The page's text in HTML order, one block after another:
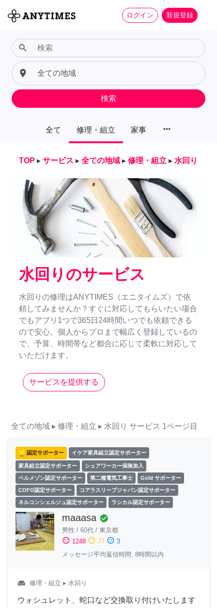
ログイン 新規登録
全て 修理・組立 家事 more_horiz
search
place
検索
TOP ▸ サービス ▸ 全ての地域 ▸ 修理・組立 ▸ 水回り
水回りのサービス
水回りの修理はANYTIMES（エニタイムズ）で依
頼してみませんか？すぐに対応してもらいたい場合
でもアプリ1つで365日24時間いつでも依頼できる
ので安心。個人からプロまで幅広く登録しているの
で、予算、時間帯など都合に応じて柔軟に対応して
いただけます。
サービスを提供する
全ての地域 ▸ 修理・組立 ▸ 水回り サービス 1ページ目
認定サポーター イケア家具組立認定サポーター
家具組立認定サポーター シェアワーカー保険加入
ベルメゾン認定サポーター 第二種電気工事士 Gold サポーター
COFO認定サポーター コアラスリープジャパン認定サポーター
ネルコンシェルジュ認定サポーター ラシカル認定サポーター
maaasa check_circle
男性 / 60代 / 東京都
sentiment_satisfied 1248 sentiment_neutral 77 sentiment_dissatisfied 3
メッセージ平均返信時間: 8時間以内
weekend 修理・組立 ▸ 水回り
ウォシュレット、蛇口など交換取り付けいたします